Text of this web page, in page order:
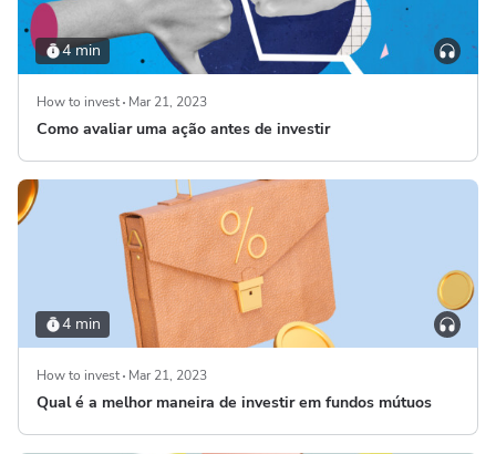
4 min
How to invest Mar 21, 2023
Como avaliar uma ação antes de investir
4 min
How to invest Mar 21, 2023
Qual é a melhor maneira de investir em fundos mútuos